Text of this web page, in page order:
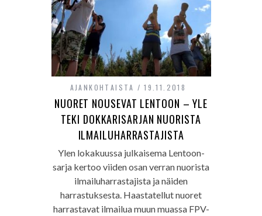
AJANKOHTAISTA 19.11.2018
NUORET NOUSEVAT LENTOON – YLE
TEKI DOKKARISARJAN NUORISTA
ILMAILUHARRASTAJISTA
Ylen lokakuussa julkaisema Lentoon-
sarja kertoo viiden osan verran nuorista
ilmailuharrastajista ja näiden
harrastuksesta. Haastatellut nuoret
harrastavat ilmailua muun muassa FPV-